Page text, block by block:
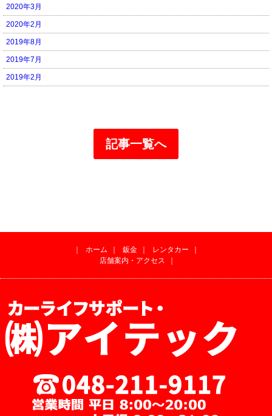
2020年3月
2020年2月
2019年8月
2019年7月
2019年2月
記事一覧へ
｜ ホーム ｜ 鈑金 ｜ レンタカー
｜
店舗案内・アクセス
｜